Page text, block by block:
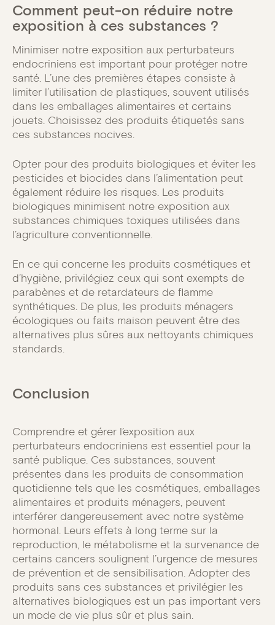
Comment peut-on réduire notre
exposition à ces substances ?
Minimiser notre exposition aux perturbateurs
endocriniens est important pour protéger notre
santé. L’une des premières étapes consiste à
limiter l’utilisation de plastiques, souvent utilisés
dans les emballages alimentaires et certains
jouets. Choisissez des produits étiquetés sans
ces substances nocives.
Opter pour des produits biologiques et éviter les
pesticides et biocides dans l’alimentation peut
également réduire les risques. Les produits
biologiques minimisent notre exposition aux
substances chimiques toxiques utilisées dans
l’agriculture conventionnelle.
En ce qui concerne les produits cosmétiques et
d’hygiène, privilégiez ceux qui sont exempts de
parabènes et de retardateurs de flamme
synthétiques. De plus, les produits ménagers
écologiques ou faits maison peuvent être des
alternatives plus sûres aux nettoyants chimiques
standards.
Conclusion
Comprendre et gérer l’exposition aux
perturbateurs endocriniens est essentiel pour la
santé publique. Ces substances, souvent
présentes dans les produits de consommation
quotidienne tels que les cosmétiques, emballages
alimentaires et produits ménagers, peuvent
interférer dangereusement avec notre système
hormonal. Leurs effets à long terme sur la
reproduction, le métabolisme et la survenance de
certains cancers soulignent l’urgence de mesures
de prévention et de sensibilisation. Adopter des
produits sans ces substances et privilégier les
alternatives biologiques est un pas important vers
un mode de vie plus sûr et plus sain.